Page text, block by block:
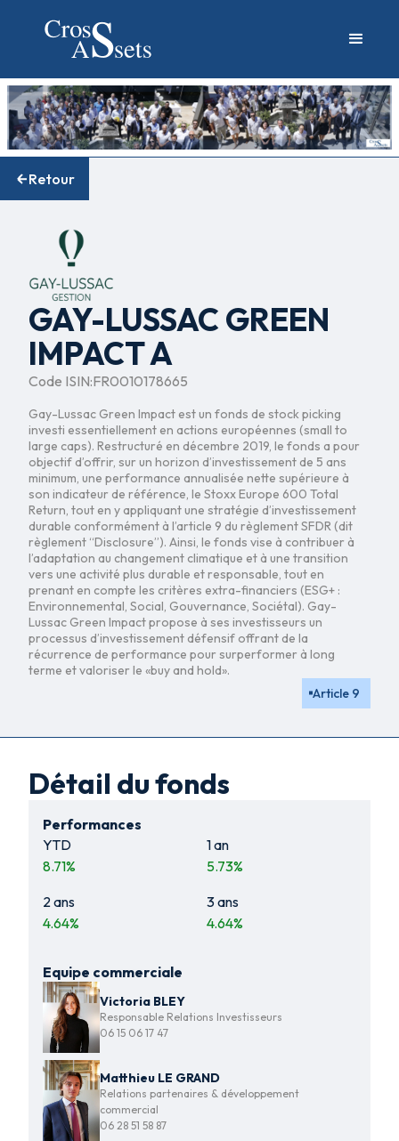
Retour
GAY-LUSSAC GREEN
IMPACT A
Code ISIN:FR0010178665
Gay-Lussac Green Impact est un fonds de stock picking
investi essentiellement en actions européennes (small to
large caps). Restructuré en décembre 2019, le fonds a pour
objectif d’offrir, sur un horizon d’investissement de 5 ans
minimum, une performance annualisée nette supérieure à
son indicateur de référence, le Stoxx Europe 600 Total
Return, tout en y appliquant une stratégie d’investissement
durable conformément à l’article 9 du règlement SFDR (dit
règlement “Disclosure”). Ainsi, le fonds vise à contribuer à
l’adaptation au changement climatique et à une transition
vers une activité plus durable et responsable, tout en
prenant en compte les critères extra-financiers (ESG+ :
Environnemental, Social, Gouvernance, Sociétal). Gay-
Lussac Green Impact propose à ses investisseurs un
processus d’investissement défensif offrant de la
récurrence de performance pour surperformer à long
terme et valoriser le «buy and hold».
Article 9
Détail du fonds
Performances
YTD
8.71%
1 an
5.73%
2 ans
4.64%
3 ans
4.64%
Equipe commerciale
Victoria BLEY
Responsable Relations Investisseurs
06 15 06 17 47
Matthieu LE GRAND
Relations partenaires & développement
commercial
06 28 51 58 87